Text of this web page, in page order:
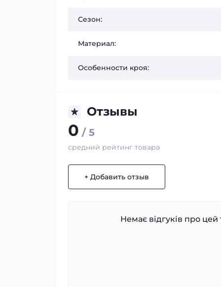
Сезон:
Материал:
Особенности кроя:
Отзывы
0 / 5
средний рейтинг товара
+ Добавить отзыв
Немає відгуків про